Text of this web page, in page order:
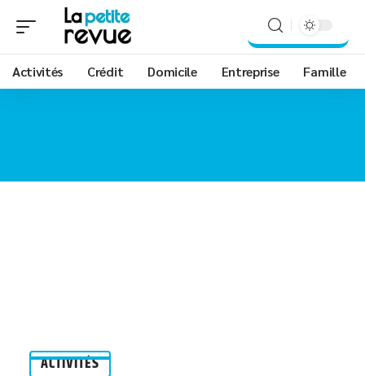
Activités Crédit Domicile Entreprise Famille
ACTIVITÉS